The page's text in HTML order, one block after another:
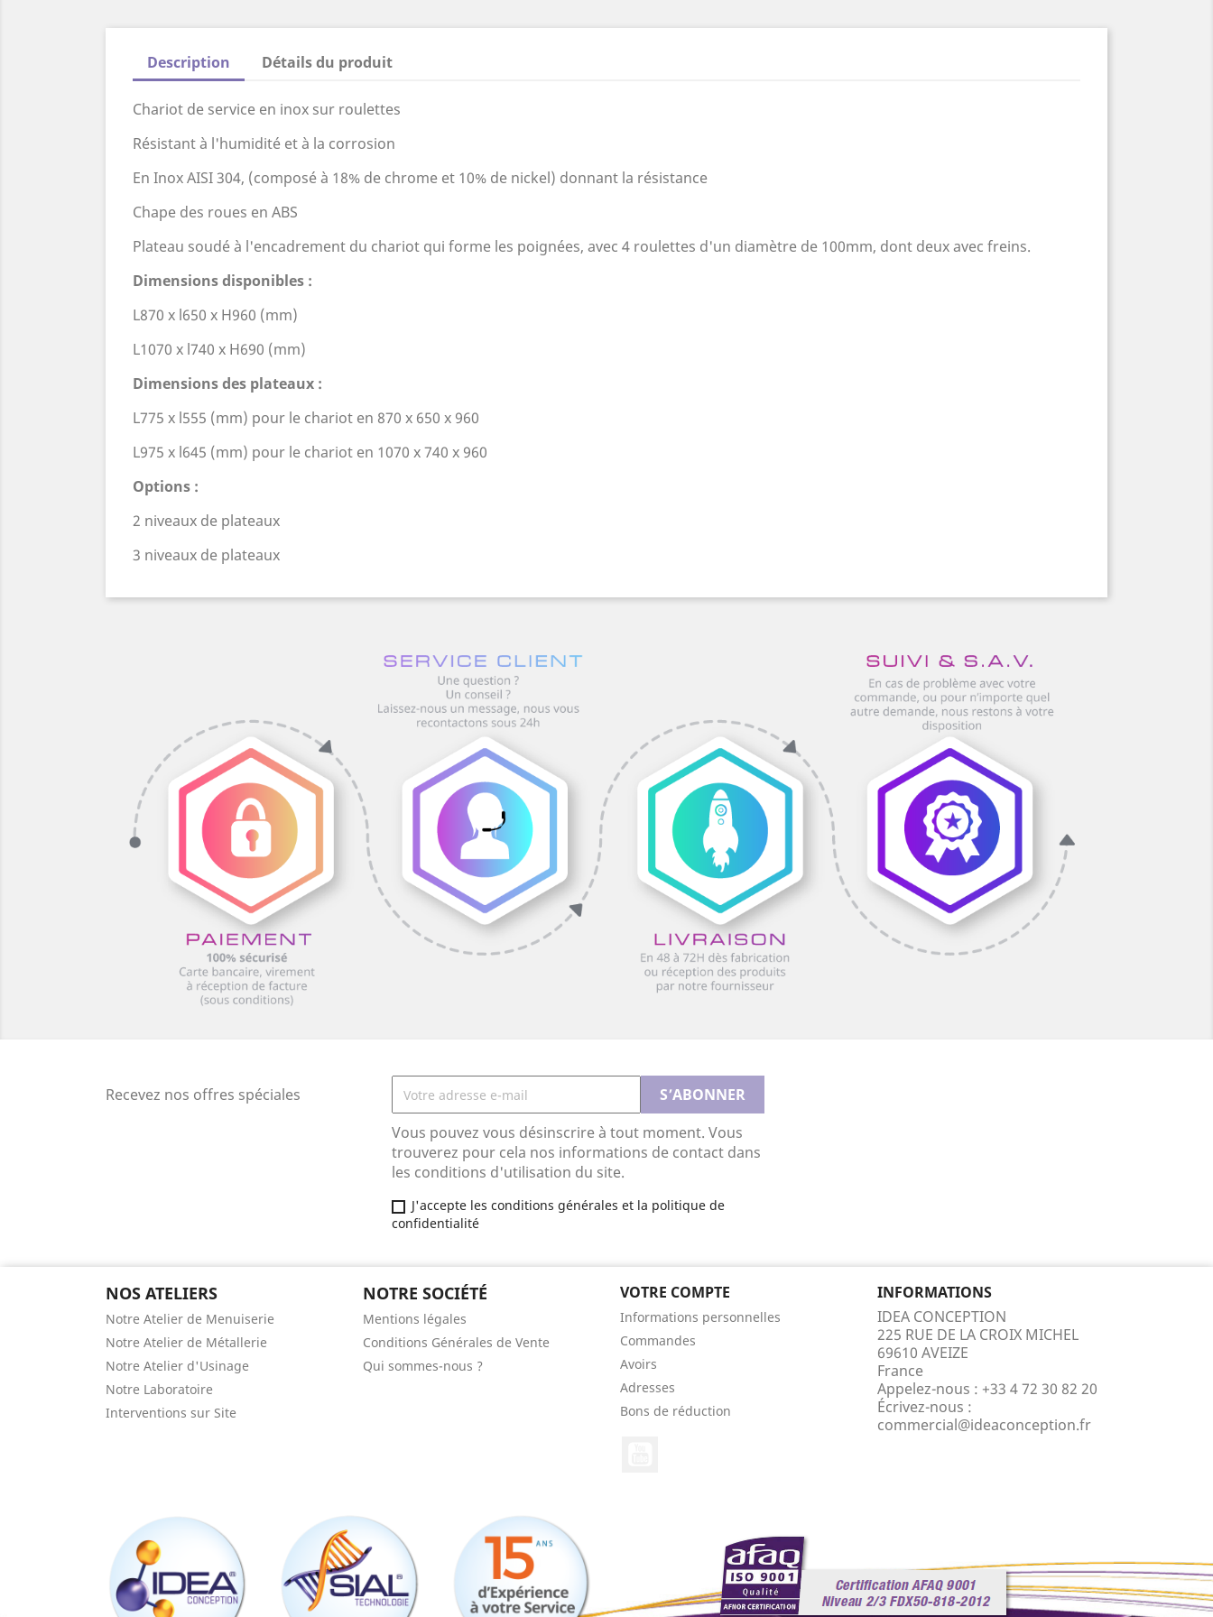
Description Détails du produit
Chariot de service en inox sur roulettes
Résistant à l'humidité et à la corrosion
En Inox AISI 304, (composé à 18% de chrome et 10% de nickel) donnant la résistance
Chape des roues en ABS
Plateau soudé à l'encadrement du chariot qui forme les poignées, avec 4 roulettes d'un diamètre de 100mm, dont deux avec freins.
Dimensions disponibles :
L870 x l650 x H960 (mm)
L1070 x l740 x H690 (mm)
Dimensions des plateaux :
L775 x l555 (mm) pour le chariot en 870 x 650 x 960
L975 x l645 (mm) pour le chariot en 1070 x 740 x 960
Options :
2 niveaux de plateaux
3 niveaux de plateaux
Recevez nos offres spéciales
Vous pouvez vous désinscrire à tout moment. Vous
trouverez pour cela nos informations de contact dans
les conditions d'utilisation du site.
J'accepte les conditions générales et la politique de
confidentialité
NOS ATELIERS
Notre Atelier de Menuiserie
Notre Atelier de Métallerie
Notre Atelier d'Usinage
Notre Laboratoire
Interventions sur Site
NOTRE SOCIÉTÉ
Mentions légales
Conditions Générales de Vente
Qui sommes-nous ?
VOTRE COMPTE
Informations personnelles
Commandes
Avoirs
Adresses
Bons de réduction
INFORMATIONS
IDEA CONCEPTION
225 RUE DE LA CROIX MICHEL
69610 AVEIZE
France
Appelez-nous : +33 4 72 30 82 20
Écrivez-nous :
commercial@ideaconception.fr